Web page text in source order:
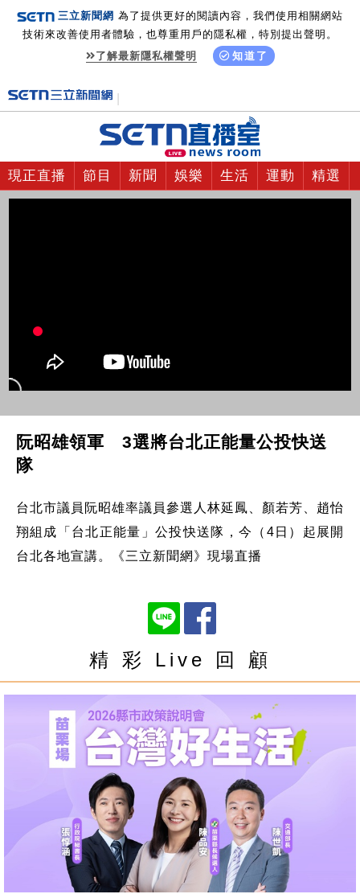
三立新聞網 為了提供更好的閱讀內容，我們使用相關網站
技術來改善使用者體驗，也尊重用戶的隱私權，特別提出聲明。
了解最新隱私權聲明
知道了
現正直播 節目 新聞 娛樂 生活 運動 精選
阮昭雄領軍 3選將台北正能量公投快送
隊
台北市議員阮昭雄率議員參選人林延鳳、顏若芳、趙怡
翔組成「台北正能量」公投快送隊，今（4日）起展開
台北各地宣講。《三立新聞網》現場直播
精 彩 Live 回 顧